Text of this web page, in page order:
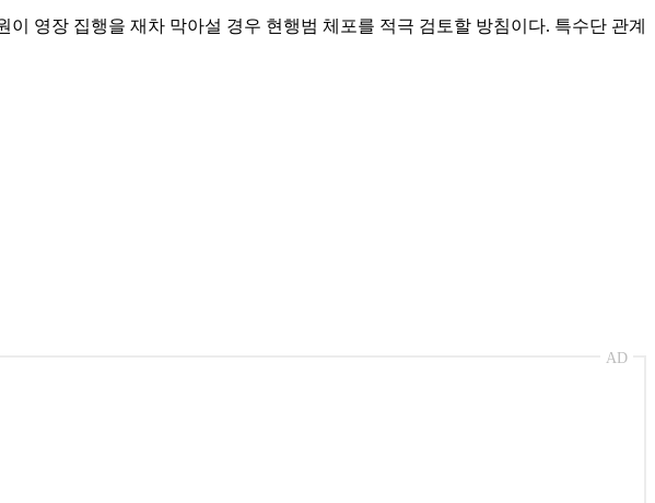
영장 집행을 재차 막아설 경우 현행범 체포를 적극 검토할 방침이다. 특수단 관계
AD